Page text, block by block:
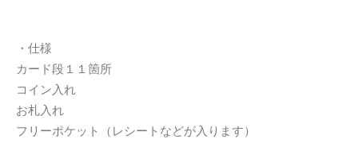
・仕様
カード段１１箇所
コイン入れ
お札入れ
フリーポケット（レシートなどが入ります）